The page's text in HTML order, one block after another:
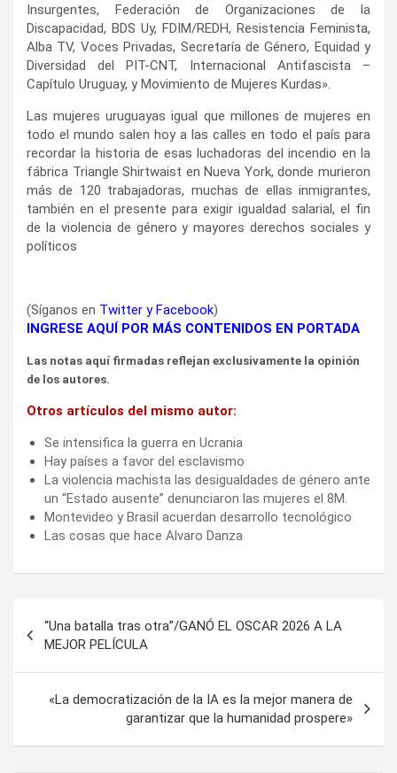
Insurgentes, Federación de Organizaciones de la
Discapacidad, BDS Uy, FDIM/REDH, Resistencia Feminista,
Alba TV, Voces Privadas, Secretaría de Género, Equidad y
Diversidad del PIT-CNT, Internacional Antifascista –
Capítulo Uruguay, y Movimiento de Mujeres Kurdas».
Las mujeres uruguayas igual que millones de mujeres en
todo el mundo salen hoy a las calles en todo el país para
recordar la historia de esas luchadoras del incendio en la
fábrica Triangle Shirtwaist en Nueva York, donde murieron
más de 120 trabajadoras, muchas de ellas inmigrantes,
también en el presente para exigir igualdad salarial, el fin
de la violencia de género y mayores derechos sociales y
políticos
(Síganos en Twitter yFacebook)
INGRESE AQUÍ POR MÁS CONTENIDOS EN PORTADA
Las notas aquí firmadas reflejan exclusivamente la opinión
de los autores.
Otros artículos del mismo autor:
Se intensifica la guerra en Ucrania
Hay países a favor del esclavismo
La violencia machista las desigualdades de género ante
un “Estado ausente” denunciaron las mujeres el 8M.
Montevideo y Brasil acuerdan desarrollo tecnológico
Las cosas que hace Alvaro Danza
de
entradas
“Una batalla tras otra”/GANÓ EL OSCAR 2026 A LA
MEJOR PELÍCULA
«La democratización de la IA es la mejor manera de
garantizar que la humanidad prospere»